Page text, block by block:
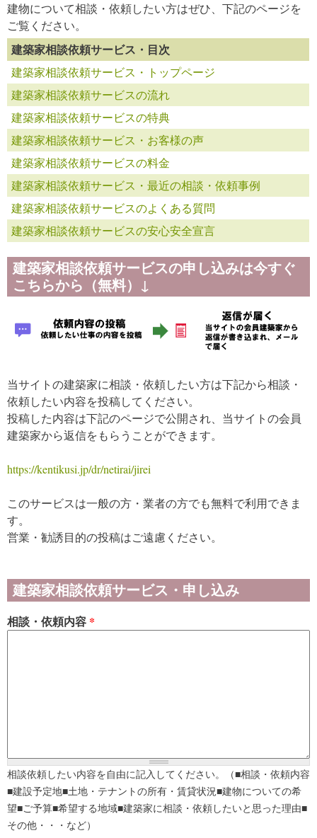
建物について相談・依頼したい方はぜひ、下記のページを
ご覧ください。
建築家相談依頼サービス・目次
建築家相談依頼サービス・トップページ
建築家相談依頼サービスの流れ
建築家相談依頼サービスの特典
建築家相談依頼サービス・お客様の声
建築家相談依頼サービスの料金
建築家相談依頼サービス・最近の相談・依頼事例
建築家相談依頼サービスのよくある質問
建築家相談依頼サービスの安心安全宣言
建築家相談依頼サービスの申し込みは今すぐ
こちらから（無料）↓
当サイトの建築家に相談・依頼したい方は下記から相談・
依頼したい内容を投稿してください。
投稿した内容は下記のページで公開され、当サイトの会員
建築家から返信をもらうことができます。
https://kentikusi.jp/dr/netirai/jirei
このサービスは一般の方・業者の方でも無料で利用できま
す。
営業・勧誘目的の投稿はご遠慮ください。
建築家相談依頼サービス・申し込み
相談・依頼内容 *
相談依頼したい内容を自由に記入してください。（■相談・依頼内容
■建設予定地■土地・テナントの所有・賃貸状況■建物についての希
望■ご予算■希望する地域■建築家に相談・依頼したいと思った理由■
その他・・・など）